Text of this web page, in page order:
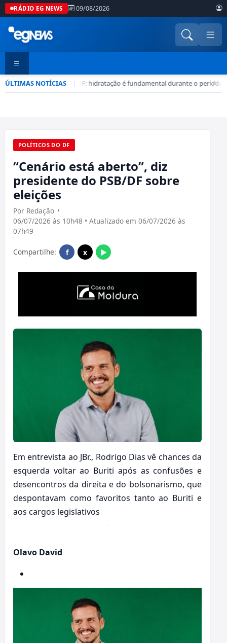
RÁDIO EG NEWS 09/08/2026
ÚLTIMAS NOTÍCIAS |
Seca no DF: hidratação é fundamental durante o período
•
POLÍTICOS DO DF
“Cenário está aberto”, diz
presidente do PSB/DF sobre
eleições
Por Redação •
06/07/2026 às 10h48 • Atualizado em 06/07/2026 às
07h49
Compartilhe: f x ▶
Em entrevista ao JBr., Rodrigo Dias vê chances da
esquerda voltar ao Buriti após as confusões e
desencontros da direita e do bolsonarismo, que
despontavam como favoritos tanto ao Buriti e
aos cargos legislativos
Olavo David